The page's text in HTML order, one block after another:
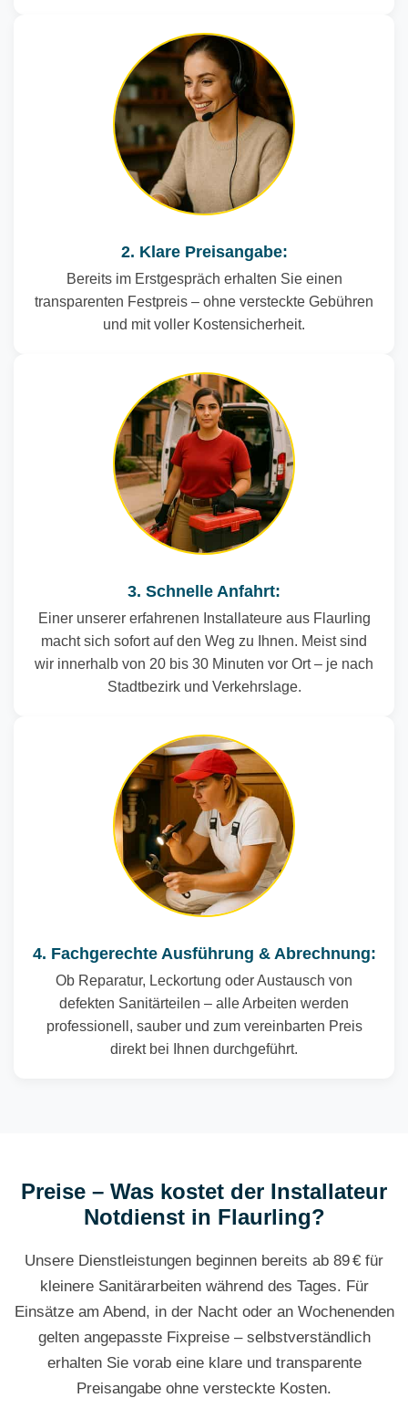
2. Klare Preisangabe:
Bereits im Erstgespräch erhalten Sie einen
transparenten Festpreis – ohne versteckte Gebühren
und mit voller Kostensicherheit.
3. Schnelle Anfahrt:
Einer unserer erfahrenen Installateure aus Flaurling
macht sich sofort auf den Weg zu Ihnen. Meist sind
wir innerhalb von 20 bis 30 Minuten vor Ort – je nach
Stadtbezirk und Verkehrslage.
4. Fachgerechte Ausführung & Abrechnung:
Ob Reparatur, Leckortung oder Austausch von
defekten Sanitärteilen – alle Arbeiten werden
professionell, sauber und zum vereinbarten Preis
direkt bei Ihnen durchgeführt.
Preise – Was kostet der Installateur
Notdienst in Flaurling?
Unsere Dienstleistungen beginnen bereits ab 89 € für
kleinere Sanitärarbeiten während des Tages. Für
Einsätze am Abend, in der Nacht oder an Wochenenden
gelten angepasste Fixpreise – selbstverständlich
erhalten Sie vorab eine klare und transparente
Preisangabe ohne versteckte Kosten.